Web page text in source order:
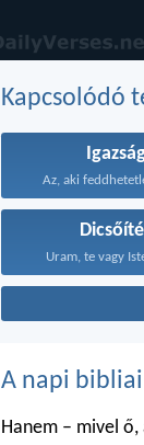
Kapcsolódó
Az, aki
Uram, te vagy
A napi
Hanem – mivel